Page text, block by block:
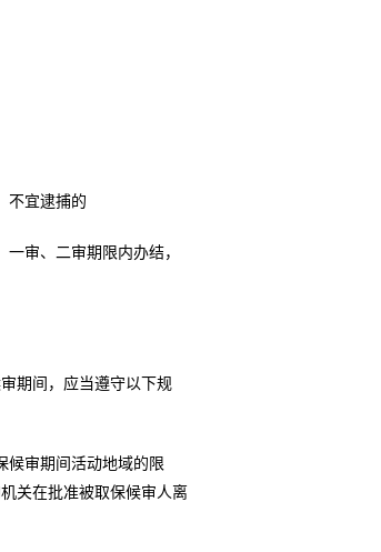
不宜逮捕的
审、二审期限内办结，
期间，应当遵守以下规
候审期间活动地域的限
关在批准被取保候审人离